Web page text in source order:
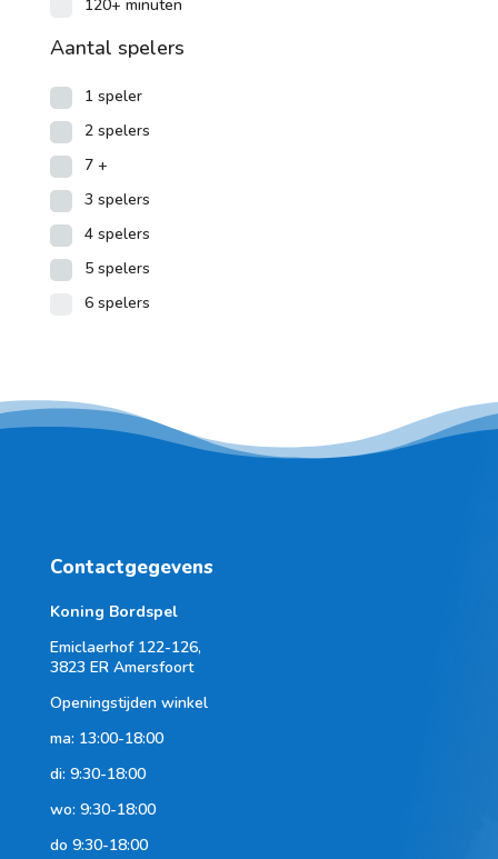
120+ minuten
Aantal spelers
1 speler
2 spelers
7 +
3 spelers
4 spelers
5 spelers
6 spelers
Contactgegevens
Koning Bordspel
Emiclaerhof 122-126,
3823 ER Amersfoort
Openingstijden winkel
ma: 13:00-18:00
di: 9:30-18:00
wo: 9:30-18:00
do 9:30-18:00